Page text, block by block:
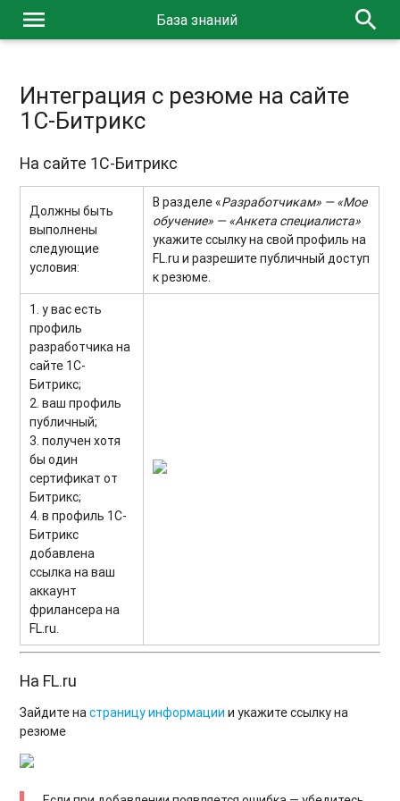
menu База знаний search
Интеграция с резюме на сайте
1С-Битрикс
На сайте 1С-Битрикс
Должны быть
выполнены
следующие
условия:
В разделе «Разработчикам» — «Мое
обучение» — «Анкета специалиста»
укажите ссылку на свой профиль на
FL.ru и разрешите публичный доступ
к резюме.
1. у вас есть
профиль
разработчика на
сайте 1С-
Битрикс;
2. ваш профиль
публичный;
3. получен хотя
бы один
сертификат от
Битрикс;
4. в профиль 1С-
Битрикс
добавлена
ссылка на ваш
аккаунт
фрилансера на
FL.ru.
На FL.ru
Зайдите настраницу информации и укажите ссылку на
резюме